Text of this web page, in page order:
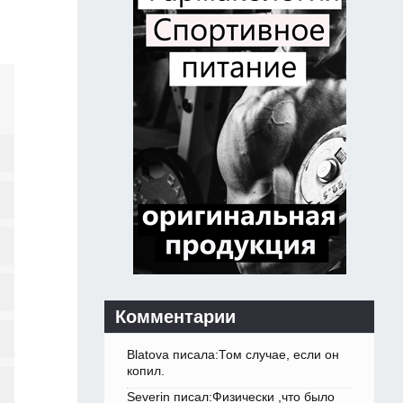
Комментарии
Blatova писала:Том случае, если он
копил.
Severin писал:Физически ,что было